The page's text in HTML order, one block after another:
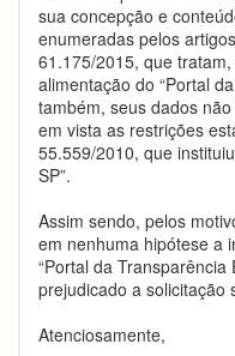
sua concepção e
enumeradas pelos
61.175/2015, que
alimentação do “Portal
também, seus dados
em vista as restrições
55.559/2010, que
SP”.
Assim sendo, pelos
em nenhuma hipótese a
“Portal da Transparência
prejudicado a solicitação
Atenciosamente,